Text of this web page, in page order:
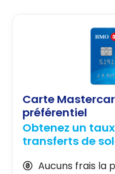
Carte
préférentiel
Obtenez un
transferts de
Aucuns frais la